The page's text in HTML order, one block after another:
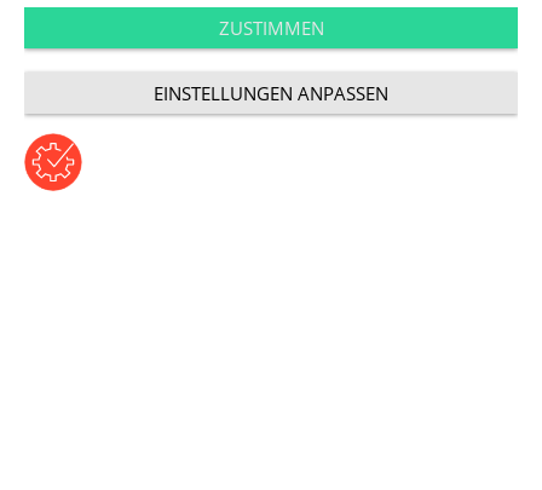
©2024 UDG
ZUSTIMMEN
EINSTELLUNGEN ANPASSEN